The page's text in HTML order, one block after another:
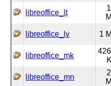
libreoffice_lt
libreoffice_lv 1
libreoffice_mk
libreoffice_mn